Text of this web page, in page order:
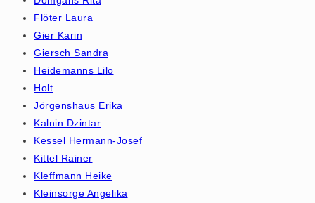
Flöter Laura
Gier Karin
Giersch Sandra
Heidemanns Lilo
Holt
Jörgenshaus Erika
Kalnin Dzintar
Kessel Hermann-Josef
Kittel Rainer
Kleffmann Heike
Kleinsorge Angelika